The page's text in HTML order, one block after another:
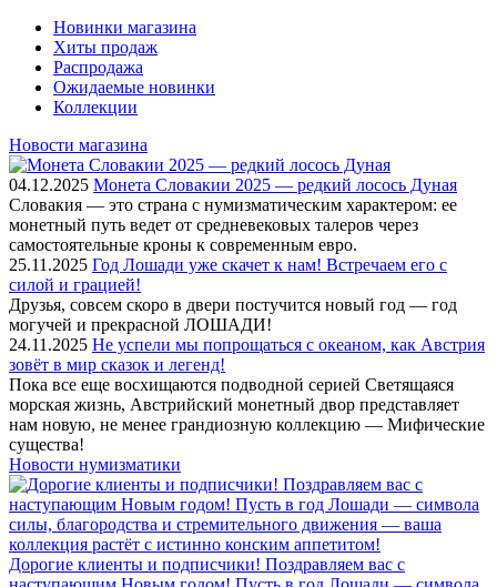
Новинки магазина
Хиты продаж
Распродажа
Ожидаемые новинки
Коллекции
Новости магазина
04.12.2025 Монета Словакии 2025 — редкий лосось Дуная
Словакия — это страна с нумизматическим характером: ее
монетный путь ведет от средневековых талеров через
самостоятельные кроны к современным евро.
25.11.2025 Год Лошади уже скачет к нам! Встречаем его с
силой и грацией!
Друзья, совсем скоро в двери постучится новый год — год
могучей и прекрасной ЛОШАДИ!
24.11.2025 Не успели мы попрощаться с океаном, как Австрия
зовёт в мир сказок и легенд!
Пока все еще восхищаются подводной серией Светящаяся
морская жизнь, Австрийский монетный двор представляет
нам новую, не менее грандиозную коллекцию — Мифические
существа!
Новости нумизматики
Дорогие клиенты и подписчики! Поздравляем вас с